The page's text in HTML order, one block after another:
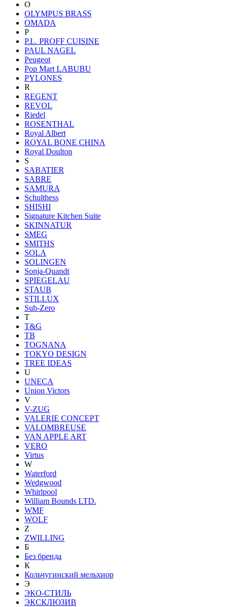
O
OLYMPUS BRASS
OMADA
P
P.L. PROFF CUISINE
PAUL NAGEL
Peugeot
Pop Mart LABUBU
PYLONES
R
REGENT
REVOL
Riedel
ROSENTHAL
Royal Albert
ROYAL BONE CHINA
Royal Doulton
S
SABATIER
SABRE
SAMURA
Schulthess
SHISHI
Signature Kitchen Suite
SKINNATUR
SMEG
SMITHS
SOLA
SOLINGEN
Sonja-Quandt
SPIEGELAU
STAUB
STILLUX
Sub-Zero
T
T&G
TB
TOGNANA
TOKYO DESIGN
TREE IDEAS
U
UNECA
Union Victors
V
V-ZUG
VALERIE CONCEPT
VALOMBREUSE
VAN APPLE ART
VERO
Virtus
W
Waterford
Wedgwood
Whirlpool
William Bounds LTD.
WMF
WOLF
Z
ZWILLING
Б
Без бренда
К
Кольчугинский мельхиор
Э
ЭКО-СТИЛЬ
ЭКСКЛЮЗИВ